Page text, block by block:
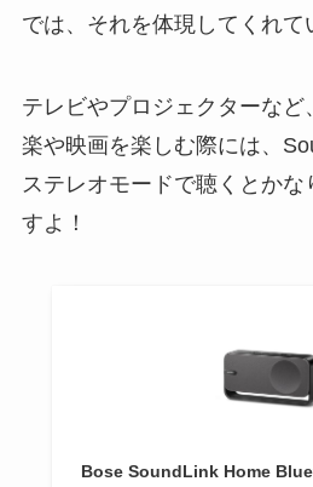
では、それを体現してくれて
テレビやプロジェクターな
楽や映画を楽しむ際には、
ステレオモードで聴くとかな
すよ！
Bose SoundLink Home